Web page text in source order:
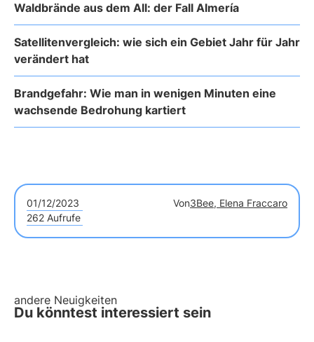
Waldbrände aus dem All: der Fall Almería
Satellitenvergleich: wie sich ein Gebiet Jahr für Jahr
verändert hat
Brandgefahr: Wie man in wenigen Minuten eine
wachsende Bedrohung kartiert
01/12/2023 Von3Bee, Elena Fraccaro
262 Aufrufe
andere Neuigkeiten
Du könntest interessiert sein